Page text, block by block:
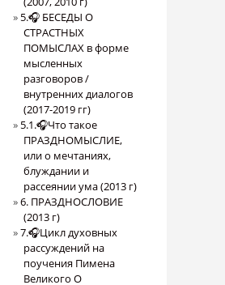
5.🎧 БЕСЕДЫ О
СТРАСТНЫХ
ПОМЫСЛАХ в форме
мысленных
разговоров /
внутренних диалогов
(2017-2019 гг)
5.1.🎧Что такое
ПРАЗДНОМЫСЛИЕ,
или о мечтаниях,
блуждании и
рассеянии ума (2013 г)
6. ПРАЗДНОСЛОВИЕ
(2013 г)
7.🎧Цикл духовных
рассуждений на
поучения Пимена
Великого О